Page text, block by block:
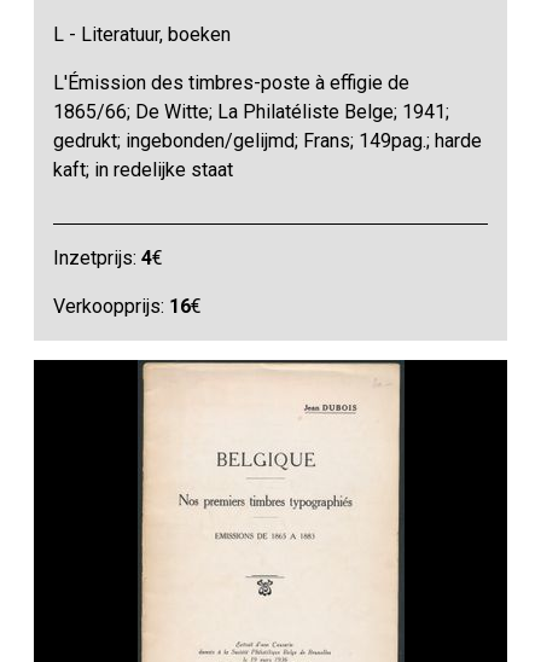
L - Literatuur, boeken
L'Émission des timbres-poste à effigie de
1865/66; De Witte; La Philatéliste Belge; 1941;
gedrukt; ingebonden/gelijmd; Frans; 149pag.; harde
kaft; in redelijke staat
Inzetprijs:4€
Verkoopprijs: 16€